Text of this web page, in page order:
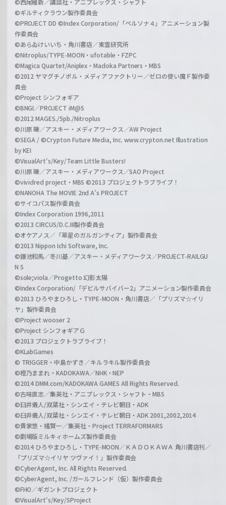
©ギルティクラウン製作委員会
©PROJECT DD ©Index Corporation/「ペルソナ４」アニメーション製
作委員会
©あらゐけいいち・角川書店／東雲研究所
©Nitroplus/TYPE-MOON・ufotable・FZPC
©Magica Quartet/Aniplex・Madoka Partners・MBS
©2012 ヤマグチノボル・メディアファクトリー／ゼロの使い魔Ｆ製作委
員会
©Project シンフォギア
©BNGI／PROJECT iM@S
©2012 MAGES./5pb./Nitroplus
©川原 礫／アスキー・メディアワークス／AW Project
©SEGA / ©Crypton Future Media, Inc. www.crypton.net Illustration
by KEI
©VisualArt's/Key/Team Little Busters!
©川原 礫／アスキー・メディアワークス／SAO Project
©vividred project・MBS ©2013 プロジェクトラブライブ！
©NANOHA The MOVIE 2nd A's PROJECT
©サイコパス製作委員会
©Index Corporation 1996,2011
©2013 CIRCUS/D.C.III製作委員会
©オケアノス／「翠星のガルガンティア」製作委員会
©2013 Nippon Ichi Software, Inc.
©鎌池和馬／冬川基／アスキー・メディアワークス／PROJECT-RAILGU
N S
©sole;viola／Progetto 幻影太陽
©Index Corporation/「デビルサバイバー2」アニメーション製作委員会
©2013 ひろやまひろし・TYPE-MOON・角川書店／「プリズマ☆イリ
ヤ」製作委員会
©Project wooser 2
©Project シンフォギアＧ
©2013 プロジェクトラブライブ！
©KLabGames
© TRIGGER・中島かずき／キルラキル製作委員会
©橙乃ままれ・KADOKAWA／NHK・NEP
©2014 DMM.com/KADOKAWA GAMES All Rights Reserved.
©古味直志／集英社・アニプレックス・シャフト・MBS
©臼井儀人/双葉社・シンエイ・テレビ朝日・ADK
©臼井儀人/双葉社・シンエイ・テレビ朝日・ADK 2001,2002,2014
©貴家悠・橘賢一／集英社・Project TERRAFORMARS
©劇場版ミルキィホームズ製作委員会
©2014 ひろやまひろし・TYPE-MOON／ＫＡＤＯＫＡＷＡ 角川書店刊／
「プリズマ☆イリヤ ツヴァイ！」製作委員会
©CyberAgent, Inc. All Rights Reserved.
©CyberAgent, Inc. /ガールフレンド（仮）製作委員会
©FHO／ギガントプロジェクト
©VisualArt's/Key/SProject